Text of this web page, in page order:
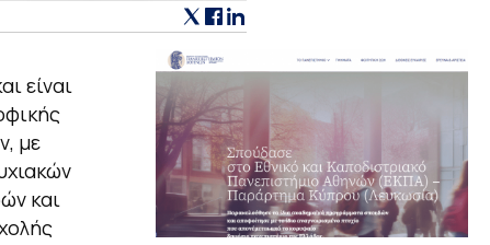
είναι
με
και